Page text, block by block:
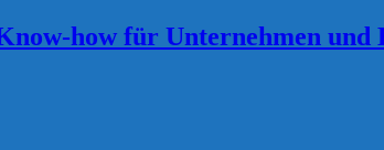
how für Unternehmen und